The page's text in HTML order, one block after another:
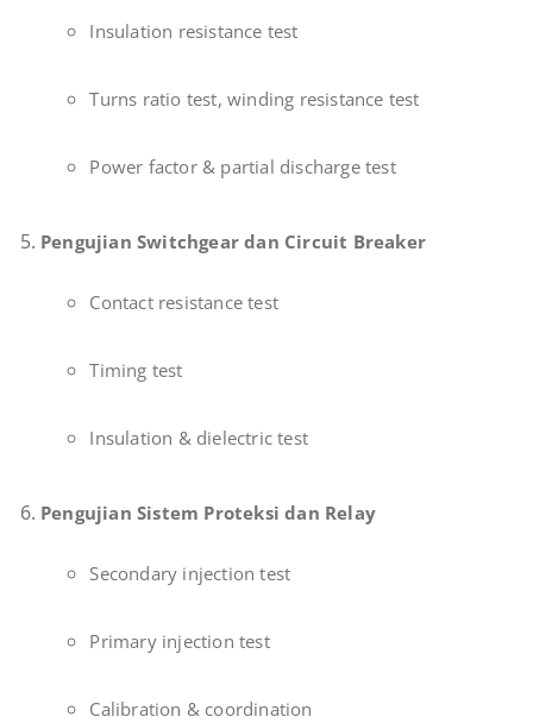
Insulation resistance test
Turns ratio test, winding resistance test
Power factor & partial discharge test
Pengujian Switchgear dan Circuit Breaker
Contact resistance test
Timing test
Insulation & dielectric test
Pengujian Sistem Proteksi dan Relay
Secondary injection test
Primary injection test
Calibration & coordination